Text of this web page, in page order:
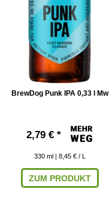
BrewDog Punk IPA 0,33 l Mw
2,79 € *
330 ml | 8,45 € / L
ZUM PRODUKT